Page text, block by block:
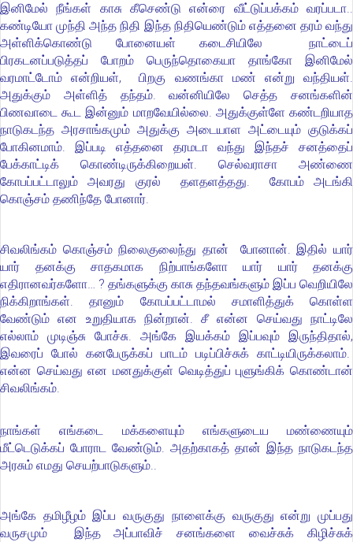
இனிமேல் நீங்கள் காசு கீசெண்டு என்ரை வீட்டுப்பக்கம் வரப்படா..
கண்டியோ முந்தி அந்த நிதி இந்த நிதியெண்டும் எத்தனை தரம் வந்து
அள்ளிக்கொண்டு போனையள் கடைசியிலே நாட்டைப்
பிரகடனப்படுத்தப் போறம் பெருந்தொகையா தாங்கோ இனிமேல்
வரமாட்டோம் என்றியள், பிறகு வணங்கா மண் என்று வந்தியள்.
அதுக்கும் அள்ளித் தந்தம். வன்னியிலே செத்த சனங்களின்
பிணவாடை கூட இன்னும் மாறவேயில்லை. அதுக்குள்ளே கண்டறியாத
நாடுகடந்த அரசாங்கமும் அதுக்கு அடையாள அட்டையும் குடுக்கப்
போகினமாம். இப்படி எத்தனை தரமடா வந்து இந்தச் சனத்தைப்
பேக்காட்டிக் கொண்டிருக்கிறையள். செல்வராசா அண்ணை
கோபப்பட்டாலும் அவரது குரல் தளதளத்தது. கோபம் அடங்கி
கொஞ்சம் தணிந்தே போனார்.
சிவலிங்கம் கொஞ்சம் நிலைகுலைந்து தான் போனான். இதில் யார்
யார் தனக்கு சாதகமாக நிற்பாங்களோ யார் யார் தனக்கு
எதிரானவர்களோ… ? தங்களுக்கு காசு தந்தவங்களும் இப்ப வெறியிலே
நிக்கிறாங்கள். தானும் கோபப்பட்டாமல் சமாளித்துக் கொள்ள
வேண்டும் என உறுதியாக நின்றான். சீ என்ன செய்வது நாட்டிலே
எல்லாம் முடிஞ்சு போச்சு. அங்கே இயக்கம் இப்பவும் இருந்திதால்,
இவரைப் போல் கனபேருக்கப் பாடம் படிப்பிச்சுக் காட்டியிருக்கலாம்.
என்ன செய்வது என மனதுக்குள் வெடித்துப் புளுங்கிக் கொண்டான்
சிவலிங்கம்.
நாங்கள் எங்கடை மக்களையும் எங்களுடைய மண்ணையும்
மீட்டெடுக்கப் போராட வேண்டும். அதற்காகத் தான் இந்த நாடுகடந்த
அரசும் எமது செயற்பாடுகளும்..
அங்கே தமிழீழம் இப்ப வருகுது நாளைக்கு வருகுது என்று முப்பது
வருசமும் இந்த அப்பாவிச் சனங்களை வைச்சுக் கிழிச்சுக்